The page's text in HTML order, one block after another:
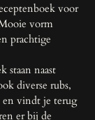
voor
vorm
prachtige
staan naast
diverse rubs,
en vindt je terug
er bij de